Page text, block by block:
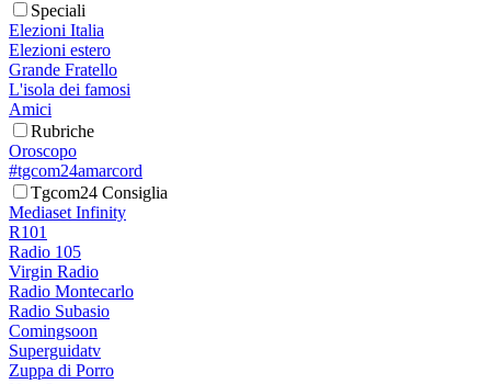
Speciali
Elezioni Italia
Elezioni estero
Grande Fratello
L'isola dei famosi
Amici
Rubriche
Oroscopo
#tgcom24amarcord
Tgcom24 Consiglia
Mediaset Infinity
R101
Radio 105
Virgin Radio
Radio Montecarlo
Radio Subasio
Comingsoon
Superguidatv
Zuppa di Porro